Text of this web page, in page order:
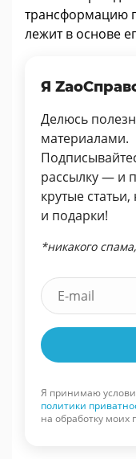
трансформацию
лежит в основе
Я
Делюсь
материалами.
рассылку — и
крутые статьи,
и подарки!
*никакого
Я принимаю
политики
на обработку